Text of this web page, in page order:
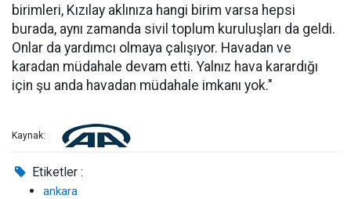
birimleri, Kızılay aklınıza hangi birim varsa hepsi
burada, aynı zamanda sivil toplum kuruluşları da geldi.
Onlar da yardımcı olmaya çalışıyor. Havadan ve
karadan müdahale devam etti. Yalnız hava karardığı
için şu anda havadan müdahale imkanı yok."
Kaynak:
Etiketler :
ankara